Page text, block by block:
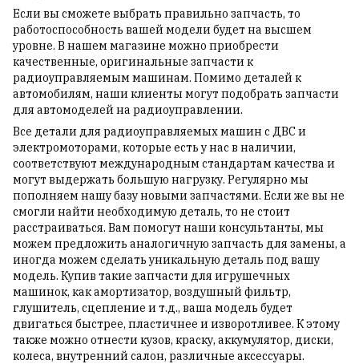
Если вы сможете выбрать правильно запчасть, то
работоспособность вашей модели будет на высшем
уровне. В нашем магазине можно приобрести
качественные, оригинальные запчасти к
радиоуправляемым машинам. Помимо деталей к
автомобилям, наши клиенты могут подобрать запчасти
для автомоделей на радиоуправлении.
Все детали для радиоуправляемых машин с ДВС и
электромоторами, которые есть у нас в наличии,
соответствуют международным стандартам качества и
могут выдержать большую нагрузку. Регулярно мы
пополняем нашу базу новыми запчастями. Если же вы не
смогли найти необходимую деталь, то не стоит
расстраиваться. Вам помогут наши консультанты, мы
можем предложить аналогичную запчасть для замены, а
иногда можем сделать уникальную деталь под вашу
модель. Купив такие запчасти для игрушечных
машинок, как амортизатор, воздушный фильтр,
глушитель, сцепление и т.д., ваша модель будет
двигаться быстрее, пластичнее и изворотливее. К этому
также можно отнести кузов, краску, аккумулятор, диски,
колеса, внутренний салон, различные аксессуары.